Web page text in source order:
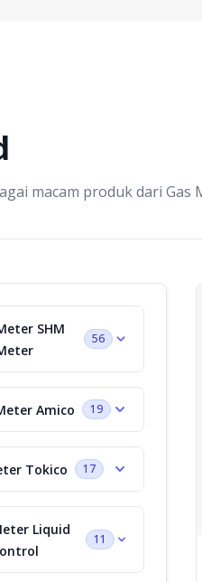
macam produk dari Gas
SHM
56
Amico 19
Tokico 17
Liquid
11